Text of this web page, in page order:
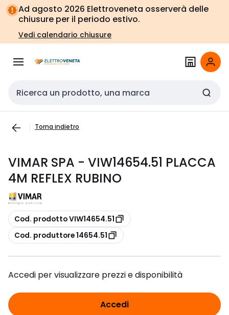
Vai alla
navigazione
Vai
alla
pagina
Ad agosto 2026 Elettroveneta osserverà delle
chiusure per il periodo estivo.
Vedi calendario chiusure
Cerca input
Torna indietro
VIMAR SPA - VIW14654.51 PLACCA
4M REFLEX RUBINO
copia
Cod. prodotto VIW14654.51
copia
Cod. produttore 14654.51
Accedi per visualizzare prezzi e disponibilità
Accedi